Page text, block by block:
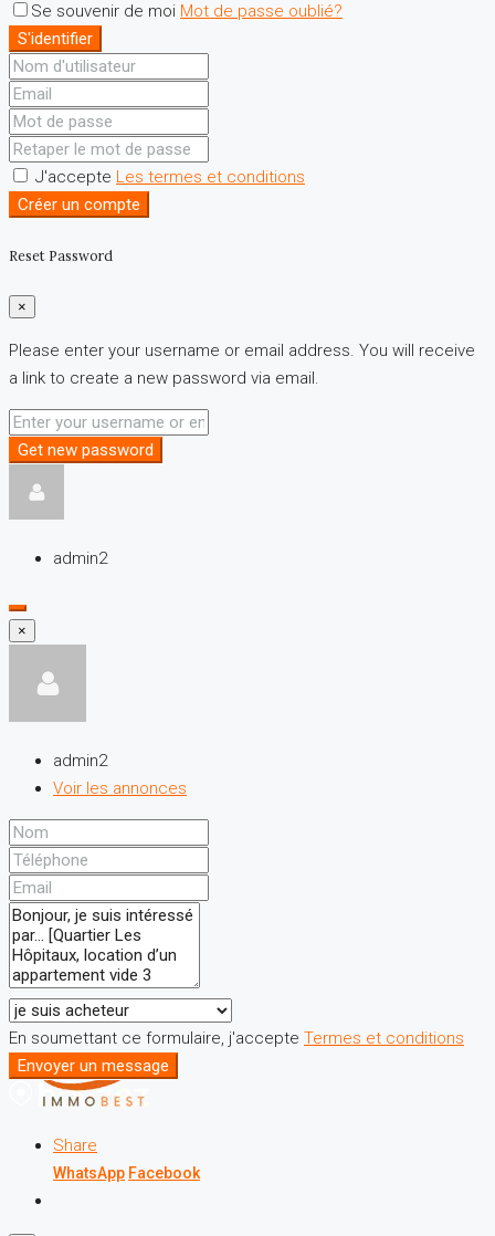
Se souvenir de moi Mot de passe oublié?
S'identifier
J'accepte Les termes et conditions
Créer un compte
Reset Password
×
Please enter your username or email address. You will receive
a link to create a new password via email.
Get new password
admin2
×
admin2
Voir les annonces
En soumettant ce formulaire, j'accepte Termes et conditions
Envoyer un message
Share
WhatsApp Facebook